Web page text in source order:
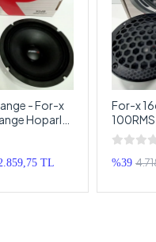
- For-x
Hoparlör
TL
For-x
Kapaklı
16cm
%39